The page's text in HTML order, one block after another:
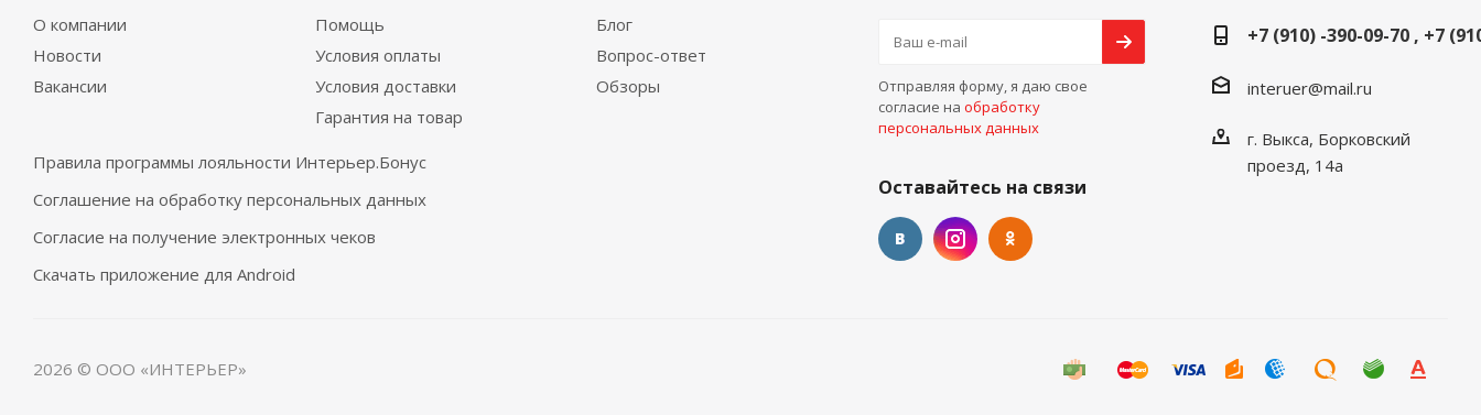
О компании
Новости
Вакансии
Помощь
Условия оплаты
Условия доставки
Гарантия на товар
Блог
Вопрос-ответ
Обзоры
Правила программы лояльности Интерьер.Бонус
Соглашение на обработку персональных данных
Согласие на получение электронных чеков
Скачать приложение для Android
Отправляя форму, я даю свое
согласие на обработку
персональных данных
Оставайтесь на связи
+7 (910) -390-09-70 , +7
interuer@mail.ru
г. Выкса, Борковский
проезд, 14а
2026 © ООО «ИНТЕРЬЕР»